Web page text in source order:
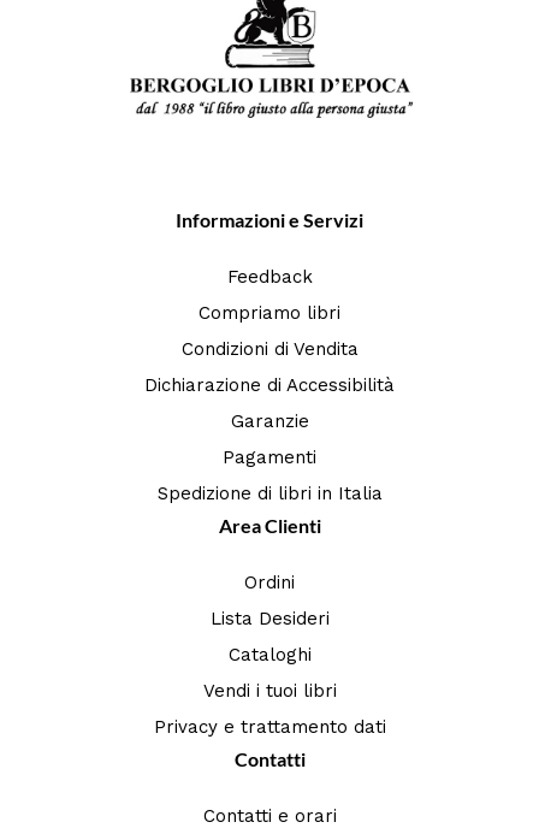
Informazioni e Servizi
Feedback
Compriamo libri
Condizioni di Vendita
Dichiarazione di Accessibilità
Garanzie
Pagamenti
Spedizione di libri in Italia
Area Clienti
Ordini
Lista Desideri
Cataloghi
Vendi i tuoi libri
Privacy e trattamento dati
Contatti
Contatti e orari